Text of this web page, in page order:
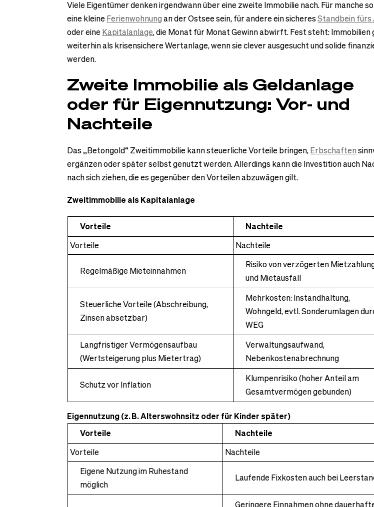
Viele Eigentümer denken irgendwann über eine zweite Immobilie nach. Für manche
eine kleine Ferienwohnungan der Ostsee sein, für andere ein sicheresStandbein
oder eine Kapitalanlage, die Monat für Monat Gewinn abwirft. Fest steht: Immobilien
weiterhin als krisensichere Wertanlage, wenn sie clever ausgesucht und solide
werden.
Zweite Immobilie als Geldanlage
oder für Eigennutzung: Vor- und
Nachteile
Das „Betongold“ Zweitimmobilie kann steuerliche Vorteile bringen,Erbschaften
ergänzen oder später selbst genutzt werden. Allerdings kann die Investition auch
nach sich ziehen, die es gegenüber den Vorteilen abzuwägen gilt.
Zweitimmobilie als Kapitalanlage
Vorteile
Nachteile
Vorteile
Nachteile
Regelmäßige Mieteinnahmen
Risiko von verzögerten
und Mietausfall
Steuerliche Vorteile (Abschreibung,
Zinsen absetzbar)
Mehrkosten: Instandhaltung,
Wohngeld, evtl. Sonderumlagen
WEG
Langfristiger Vermögensaufbau
(Wertsteigerung plus Mietertrag)
Verwaltungsaufwand,
Nebenkostenabrechnung
Schutz vor Inflation
Klumpenrisiko (hoher Anteil am
Gesamtvermögen gebunden)
Eigennutzung (z.B. Alterswohnsitz oder für Kinder später)
Vorteile
Nachteile
Vorteile
Nachteile
Eigene Nutzung im Ruhestand
möglich
Laufende Fixkosten auch bei
Geringere Einnahmen ohne